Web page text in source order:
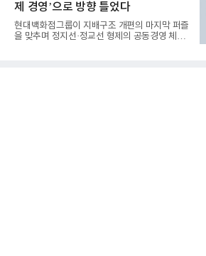
제 경영’으로 방향 틀었다
현대백화점그룹이 지배구조 개편의 마지막 퍼즐
을 맞추며 정지선·정교선 형제의 공동경영 체제